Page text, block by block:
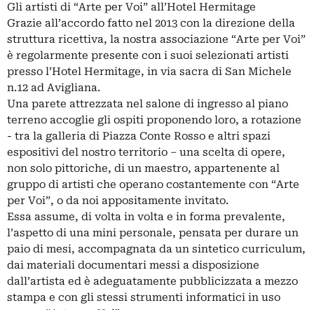
Gli artisti di “Arte per Voi” all’Hotel Hermitage
Grazie all’accordo fatto nel 2013 con la direzione della
struttura ricettiva, la nostra associazione “Arte per Voi”
è regolarmente presente con i suoi selezionati artisti
presso l’Hotel Hermitage, in via sacra di San Michele
n.12 ad Avigliana.
Una parete attrezzata nel salone di ingresso al piano
terreno accoglie gli ospiti proponendo loro, a rotazione
- tra la galleria di Piazza Conte Rosso e altri spazi
espositivi del nostro territorio – una scelta di opere,
non solo pittoriche, di un maestro, appartenente al
gruppo di artisti che operano costantemente con “Arte
per Voi”, o da noi appositamente invitato.
Essa assume, di volta in volta e in forma prevalente,
l’aspetto di una mini personale, pensata per durare un
paio di mesi, accompagnata da un sintetico curriculum,
dai materiali documentari messi a disposizione
dall’artista ed è adeguatamente pubblicizzata a mezzo
stampa e con gli stessi strumenti informatici in uso